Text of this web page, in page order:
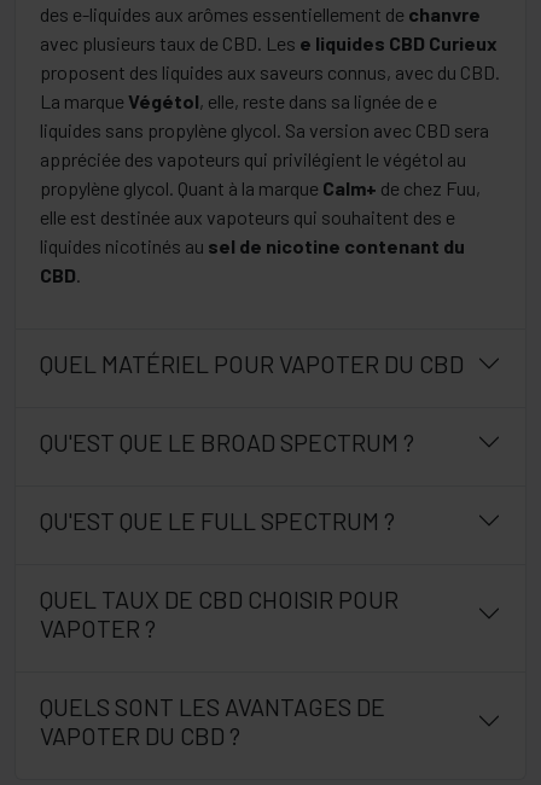
des e-liquides aux arômes essentiellement de chanvre
avec plusieurs taux de CBD. Les e liquides CBD Curieux
proposent des liquides aux saveurs connus, avec du CBD.
La marque Végétol, elle, reste dans sa lignée de e
liquides sans propylène glycol. Sa version avec CBD sera
appréciée des vapoteurs qui privilégient le végétol au
propylène glycol. Quant à la marque Calm+ de chez Fuu,
elle est destinée aux vapoteurs qui souhaitent des e
liquides nicotinés au sel de nicotine contenant du
CBD
QUEL MATÉRIEL POUR VAPOTER DU CBD
QU'EST QUE LE BROAD SPECTRUM ?
QU'EST QUE LE FULL SPECTRUM ?
QUEL TAUX DE CBD CHOISIR POUR
VAPOTER ?
QUELS SONT LES AVANTAGES DE
VAPOTER DU CBD ?